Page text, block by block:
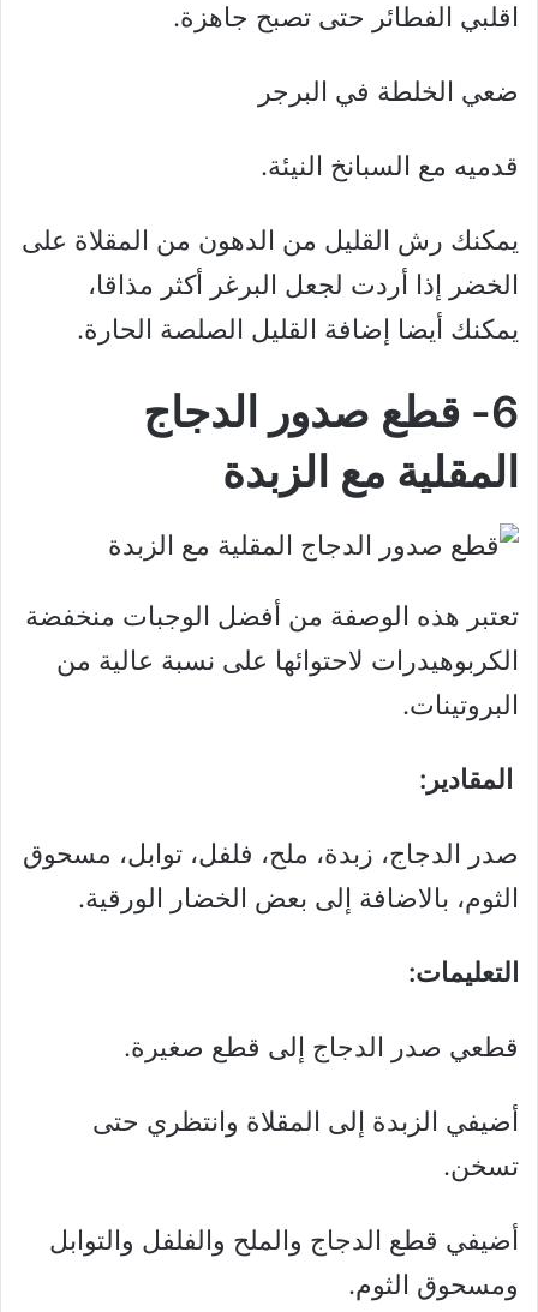
اقلبي الفطائر حتى تصبح جاهزة.
ضعي الخلطة في البرجر
قدميه مع السبانخ النيئة.
يمكنك رش القليل من الدهون من المقلاة على
الخضر إذا أردت لجعل البرغر أكثر مذاقا،
يمكنك أيضا إضافة القليل الصلصة الحارة.
6- قطع صدور الدجاج
المقلية مع الزبدة
تعتبر هذه الوصفة من أفضل الوجبات منخفضة
الكربوهيدرات لاحتوائها على نسبة عالية من
البروتينات.
المقادير:
صدر الدجاج، زبدة، ملح، فلفل، توابل، مسحوق
الثوم، بالاضافة إلى بعض الخضار الورقية.
التعليمات:
قطعي صدر الدجاج إلى قطع صغيرة.
أضيفي الزبدة إلى المقلاة وانتظري حتى
تسخن.
أضيفي قطع الدجاج والملح والفلفل والتوابل
ومسحوق الثوم.